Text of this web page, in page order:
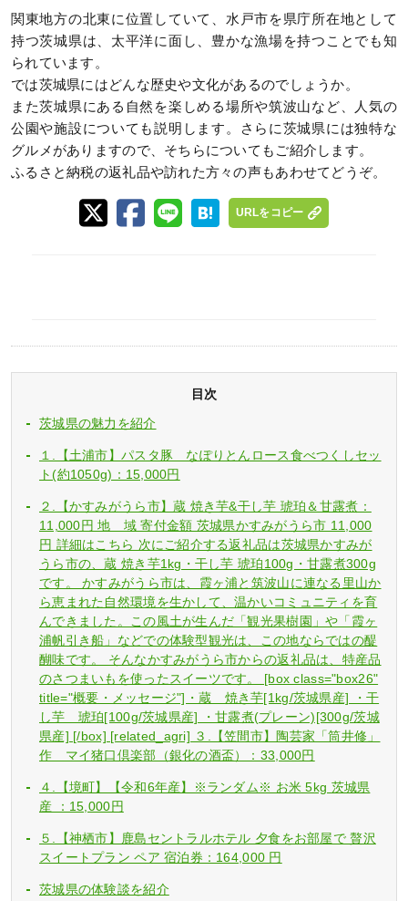
関東地方の北東に位置していて、水戸市を県庁所在地として
持つ茨城県は、太平洋に面し、豊かな漁場を持つことでも知
られています。
では茨城県にはどんな歴史や文化があるのでしょうか。
また茨城県にある自然を楽しめる場所や筑波山など、人気の
公園や施設についても説明します。さらに茨城県には独特な
グルメがありますので、そちらについてもご紹介します。
ふるさと納税の返礼品や訪れた方々の声もあわせてどうぞ。
URLをコピー
目次
茨城県の魅力を紹介
１.【土浦市】パスタ豚 なぽりとんロース食べつくしセッ
ト(約1050g)：15,000円
２.【かすみがうら市】蔵 焼き芋&干し芋 琥珀＆甘露煮：
11,000円 地 域 寄付金額 茨城県かすみがうら市 11,000
円 詳細はこちら 次にご紹介する返礼品は茨城県かすみが
うら市の、蔵 焼き芋1kg・干し芋 琥珀100g・甘露煮300g
です。 かすみがうら市は、霞ヶ浦と筑波山に連なる里山か
ら恵まれた自然環境を生かして、温かいコミュニティを育
んできました。この風土が生んだ「観光果樹園」や「霞ヶ
浦帆引き船」などでの体験型観光は、この地ならではの醍
醐味です。 そんなかすみがうら市からの返礼品は、特産品
のさつまいもを使ったスイーツです。 [box class="box26"
title="概要・メッセージ"]・蔵 焼き芋[1kg/茨城県産] ・干
し芋 琥珀[100g/茨城県産] ・甘露煮(プレーン)[300g/茨城
県産] [/box] [related_agri] ３.【笠間市】陶芸家「筒井修」
作 マイ猪口倶楽部（銀化の酒盃）：33,000円
４.【境町】【令和6年産】※ランダム※ お米 5kg 茨城県
産 ：15,000円
５.【神栖市】鹿島セントラルホテル 夕食をお部屋で 贅沢
スイートプラン ペア 宿泊券：164,000 円
茨城県の体験談を紹介